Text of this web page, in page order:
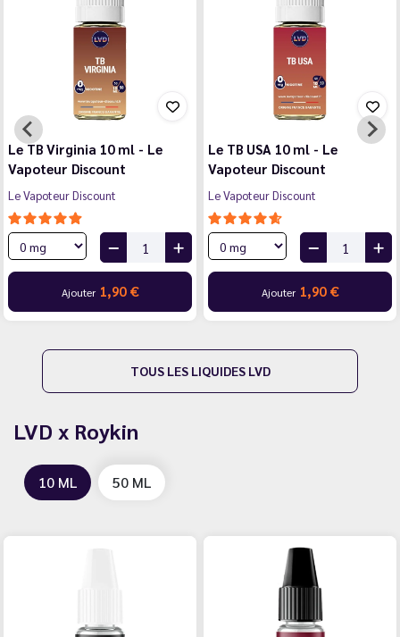
Menthe Fraîche 10 ml - Le
Vapoteur Discount
Le Vapoteur Discount
Ajouter 1,90 €
Fruits Rouges 10 ml - Le
Vapoteur Discount
Le Vapoteur Discount
Ajouter 1,90 €
TOUS LES LIQUIDES LVD
LVD x Roykin
10 ML 50 ML